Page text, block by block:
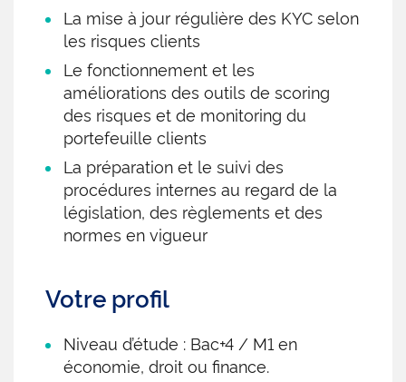
La mise à jour régulière des KYC selon
les risques clients
Le fonctionnement et les
améliorations des outils de scoring
des risques et de monitoring du
portefeuille clients
La préparation et le suivi des
procédures internes au regard de la
législation, des règlements et des
normes en vigueur
Votre profil
Niveau d’étude : Bac+4 / M1 en
économie, droit ou finance.